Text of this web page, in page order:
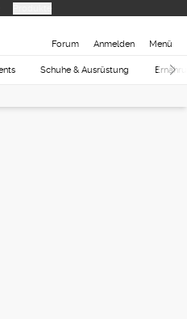
Forum Anmelden Menü
Schuhe & Ausrüstung